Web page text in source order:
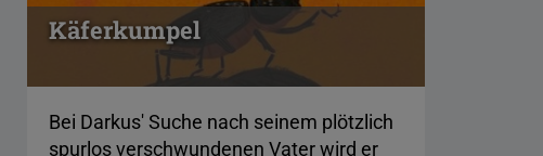
Käferkumpel
Bei Darkus' Suche nach seinem plötzlich
spurlos verschwundenen Vater wird er